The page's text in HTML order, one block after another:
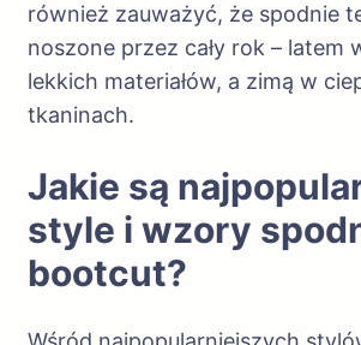
również zauważyć, że spodnie
noszone przez cały rok – latem
lekkich materiałów, a zimą w
tkaninach.
Jakie są
style i wzory
bootcut?